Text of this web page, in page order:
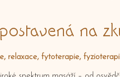
na
relaxace, fytoterapie,